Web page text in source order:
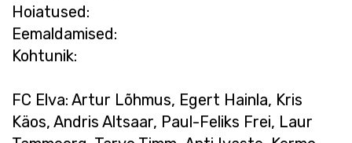
Hoiatused:
Eemaldamised:
Kohtunik:
FC Elva: Artur Lõhmus, Egert Hainla, Kris
Käos, Andris Altsaar, Paul-Feliks Frei, Laur